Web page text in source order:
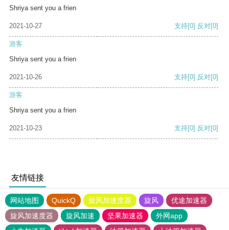
Shriya sent you a frien
2021-10-27 支持[0] 反对[0]
游客
Shriya sent you a frien
2021-10-26 支持[0] 反对[0]
游客
Shriya sent you a frien
2021-10-23 支持[0] 反对[0]
友情链接
网站地图 QuickQ 旋风加速度器 旋风
优途加速器
旋风加速度器
旋风加速 坚果加速器
外网app